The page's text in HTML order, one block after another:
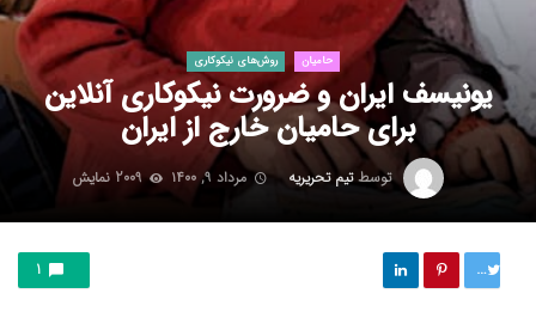
حامیان روش‌های نیکوکاری
یونیسف ایران و ضرورت نیکوکاری آنلاین
برای حامیان خارج از ایران
توسطتیم تحریریه مرداد ۹, ۱۴۰۰ 2009 نمایش
توییت 1